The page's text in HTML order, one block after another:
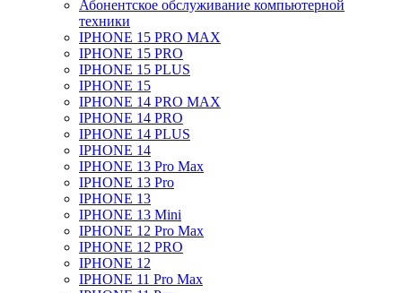
Абонентское обслуживание компьютерной
техники
IPHONE 15 PRO MAX
IPHONE 15 PRO
IPHONE 15 PLUS
IPHONE 15
IPHONE 14 PRO MAX
IPHONE 14 PRO
IPHONE 14 PLUS
IPHONE 14
IPHONE 13 Pro Max
IPHONE 13 Pro
IPHONE 13
IPHONE 13 Mini
IPHONE 12 Pro Max
IPHONE 12 PRO
IPHONE 12
IPHONE 11 Pro Max